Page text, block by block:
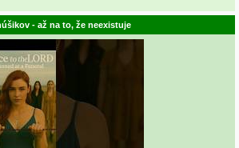
- až na to, že neexistuje